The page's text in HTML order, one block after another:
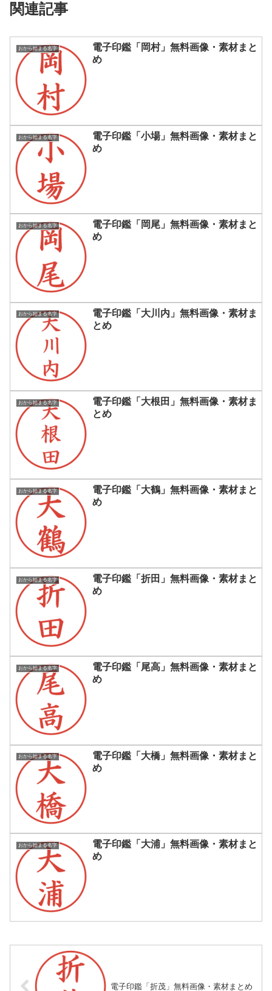
関連記事
おから始まる名字
電子印鑑「岡村」無料画像・素材まと
め
おから始まる名字
電子印鑑「小場」無料画像・素材まと
め
おから始まる名字
電子印鑑「岡尾」無料画像・素材まと
め
おから始まる名字
電子印鑑「大川内」無料画像・素材ま
とめ
おから始まる名字
電子印鑑「大根田」無料画像・素材ま
とめ
おから始まる名字
電子印鑑「大鶴」無料画像・素材まと
め
おから始まる名字
電子印鑑「折田」無料画像・素材まと
め
おから始まる名字
電子印鑑「尾高」無料画像・素材まと
め
おから始まる名字
電子印鑑「大橋」無料画像・素材まと
め
おから始まる名字
電子印鑑「大浦」無料画像・素材まと
め
電子印鑑「折茂」無料画像・素材まとめ